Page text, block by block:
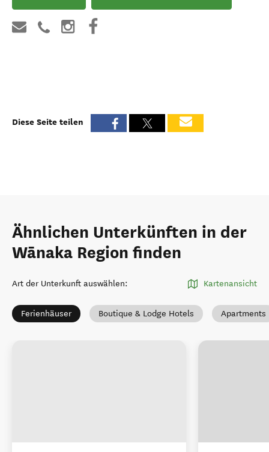
Diese Seite teilen
Ähnlichen Unterkünften in der
Wānaka Region finden
Art der Unterkunft auswählen: Kartenansicht
Ferienhäuser Boutique & Lodge Hotels Apartments